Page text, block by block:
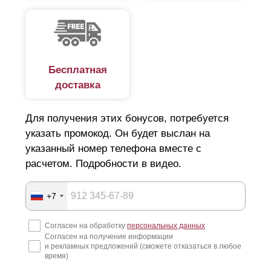
Бесплатная
доставка
Для получения этих бонусов, потребуется
указать промокод. Он будет выслан на
указанный номер телефона вместе с
расчетом. Подробности в видео.
+7
Согласен на обработку персональных данных
Согласен на получение информации
и рекламных предложений (сможете отказаться в любое
время)